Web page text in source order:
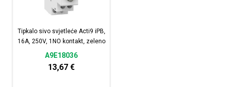
Tipkalo sivo svjetleće Acti9 iPB,
16A, 250V, 1NO kontakt, zeleno
A9E18036
13,67€